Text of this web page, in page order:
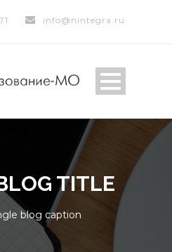
info@nintegra.ru
TITLE
blog caption